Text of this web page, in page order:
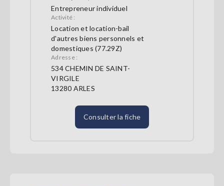
Entrepreneur individuel
Activité :
Location et location-bail
d'autres biens personnels et
domestiques (77.29Z)
Adresse :
534 CHEMIN DE SAINT-
VIRGILE
13280 ARLES
Consulter la fiche